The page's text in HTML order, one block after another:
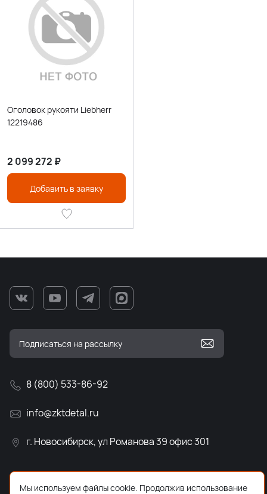
Оголовок рукояти Liebherr
12219486
2 099 272 ₽
Добавить в заявку
8 (800) 533-86-92
info@zktdetal.ru
г. Новосибирск, ул Романова 39 офис 301
Мы используем файлы cookie. Продолжив использование